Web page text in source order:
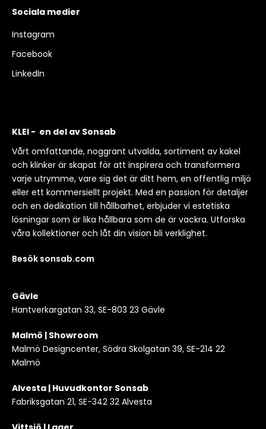
Sociala medier
Instagram
Facebook
LinkedIn
KLEI - en del av Sonsab
Vårt omfattande, noggrant utvalda, sortiment av kakel
och klinker är skapat för att inspirera och transformera
varje utrymme, vare sig det är ditt hem, en offentlig miljö
eller ett kommersiellt projekt. Med en passion för detaljer
och en dedikation till hållbarhet, erbjuder vi estetiska
lösningar som är lika hållbara som de är vackra. Utforska
våra kollektioner och låt din vision bli verklighet.
Besök sonsab.com
Gävle
Hantverkargatan 33, SE-803 23 Gävle
Malmö | Showroom
Malmö Designcenter, Södra Skolgatan 39, SE-214 22
Malmö
Alvesta | Huvudkontor Sonsab
Fabriksgatan 21, SE-342 32 Alvesta